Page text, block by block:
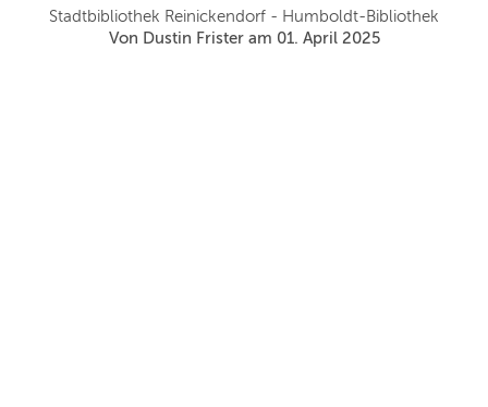
Stadtbibliothek Reinickendorf - Humboldt-Bibliothek
Von Dustin Frister am 01. April 2025